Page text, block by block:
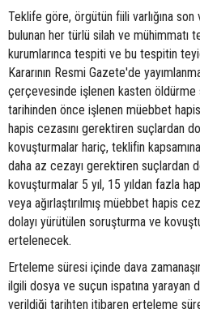
Teklife göre, örgütün fiili varlığına
bulunan her türlü silah ve mühimmatı
kurumlarınca tespiti ve bu tespitin
Kararının Resmi Gazete'de
çerçevesinde işlenen kasten
tarihinden önce işlenen müebbet hapis
hapis cezasını gerektiren suçlardan
kovuşturmalar hariç, teklifin
daha az cezayı gerektiren suçlardan
kovuşturmalar 5 yıl, 15 yıldan fazla
veya ağırlaştırılmış müebbet hapis
dolayı yürütülen soruşturma ve
ertelenecek.
Erteleme süresi içinde dava
ilgili dosya ve suçun ispatına yarayan
verildiği tarihten itibaren erteleme